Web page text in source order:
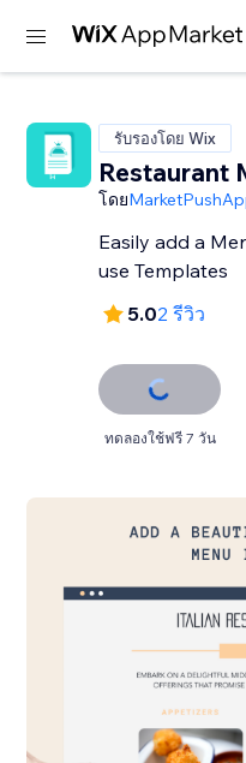
รับรองโดย Wix
Restaurant
โดย
Easily add a
use Templates
5.02 รีวิว
ทดลองใช้ฟรี 7 วัน